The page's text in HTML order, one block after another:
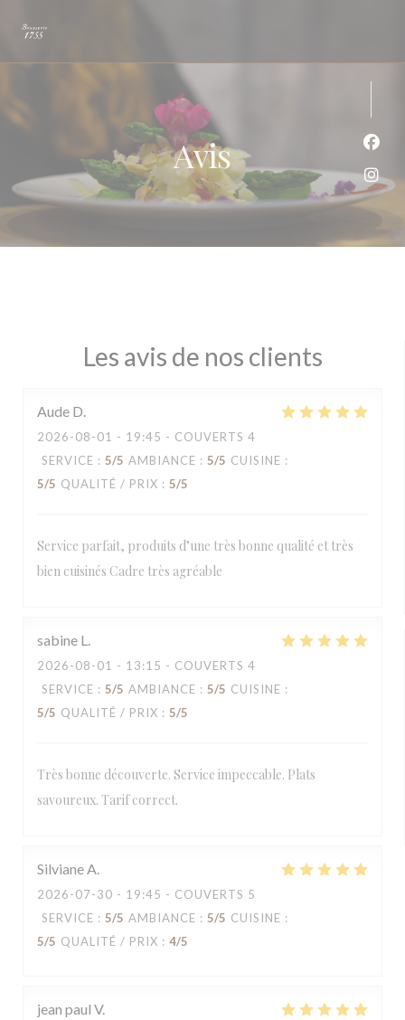
Avis
Les avis de nos clients
Aude D
2026-08-01 - 19:45 - COUVERTS 4
SERVICE : 5/5 AMBIANCE : 5/5 CUISINE :
5/5 QUALITÉ / PRIX : 5/5
Service parfait, produits d’une très bonne qualité et très
bien cuisinés Cadre très agréable
sabine L
2026-08-01 - 13:15 - COUVERTS 4
SERVICE : 5/5 AMBIANCE : 5/5 CUISINE :
5/5 QUALITÉ / PRIX : 5/5
Très bonne découverte. Service impeccable. Plats
savoureux. Tarif correct.
SilvianeA
2026-07-30 - 19:45 - COUVERTS 5
SERVICE : 5/5 AMBIANCE : 5/5 CUISINE :
5/5 QUALITÉ / PRIX : 4/5
jean paul V